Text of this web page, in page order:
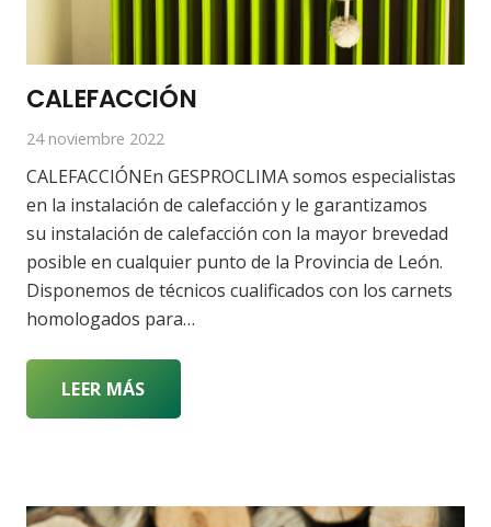
CALEFACCIÓN
24 noviembre 2022
CALEFACCIÓNEn GESPROCLIMA somos especialistas
en la instalación de calefacción y le garantizamos
su instalación de calefacción con la mayor brevedad
posible en cualquier punto de la Provincia de León.
Disponemos de técnicos cualificados con los carnets
homologados para…
LEER MÁS